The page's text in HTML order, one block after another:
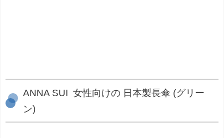
ANNA SUI 女性向けの 日本製長傘 (グリー
ン)